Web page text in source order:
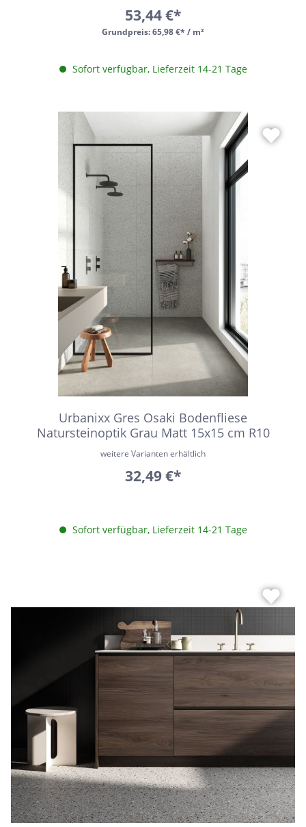
Grundpreis:65,98 €* / m²
53,44 €*
Sofort verfügbar, Lieferzeit 14-21 Tage
Urbanixx Gres Osaki Bodenfliese
Natursteinoptik Grau Matt 15x15 cm R10
weitere Varianten erhältlich
32,49 €*
Sofort verfügbar, Lieferzeit 14-21 Tage